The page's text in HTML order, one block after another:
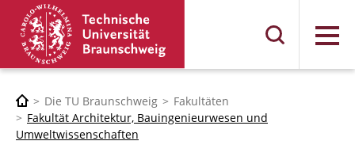
Menü
Die TU Braunschweig
Fakultäten
Fakultät Architektur, Bauingenieurwesen und
Umweltwissenschaften